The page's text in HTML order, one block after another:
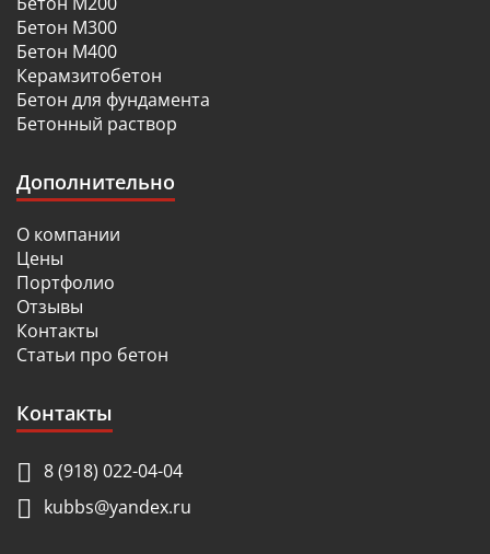
Бетон М300
Бетон М400
Керамзитобетон
Бетон для фундамента
Бетонный раствор
Дополнительно
О компании
Цены
Портфолио
Отзывы
Контакты
Статьи про бетон
Контакты
8 (918) 022-04-04
kubbs@yandex.ru